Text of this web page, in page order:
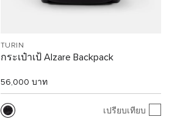
TURIN
กระเป๋าเป้ Alzare Backpack
56,000 บาท
เปรียบเทียบ